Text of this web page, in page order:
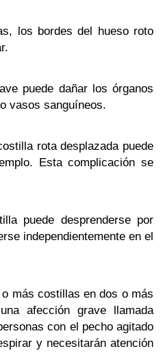
los bordes del hueso roto
puede dañar los órganos
vasos sanguíneos.
rota desplazada puede
Esta complicación se
puede desprenderse por
independientemente en el
más costillas en dos o más
afección grave llamada
con el pecho agitado
y necesitarán atención